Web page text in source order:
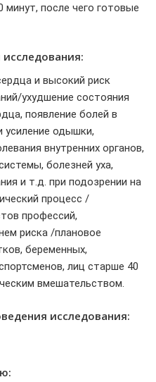
после чего готовые
и высокий риск
ухудшение состояния
появление болей в
усиление одышки,
внутренних органов,
болезней уха,
и т.д. при подозрении на
процесс /
профессий,
риска /плановое
беременных,
лиц старше 40
вмешательством.
исследования: